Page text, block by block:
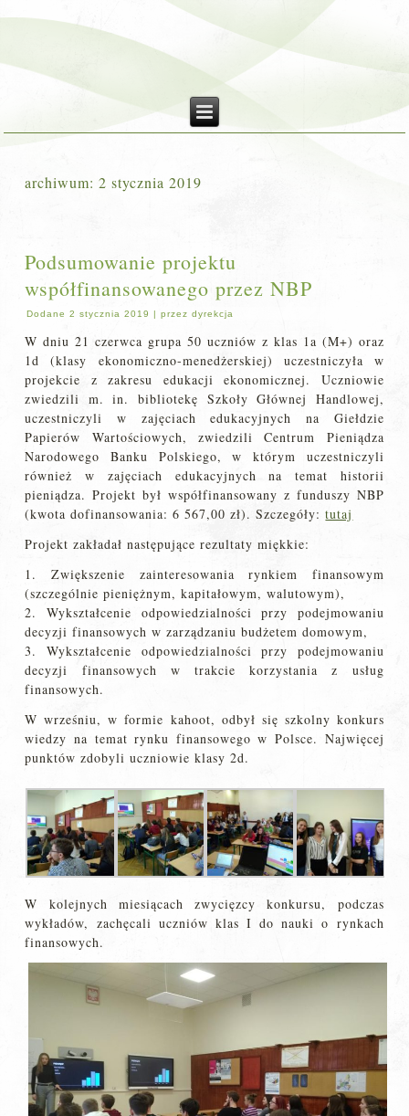
archiwum:2 stycznia 2019
Podsumowanie projektu
współfinansowanego przez NBP
Dodane 2 stycznia 2019 |przez dyrekcja
W dniu 21 czerwca grupa 50 uczniów z klas 1a (M+) oraz
1d (klasy ekonomiczno-menedżerskiej) uczestniczyła w
projekcie z zakresu edukacji ekonomicznej. Uczniowie
zwiedzili m. in. bibliotekę Szkoły Głównej Handlowej,
uczestniczyli w zajęciach edukacyjnych na Giełdzie
Papierów Wartościowych, zwiedzili Centrum Pieniądza
Narodowego Banku Polskiego, w którym uczestniczyli
również w zajęciach edukacyjnych na temat historii
pieniądza. Projekt był współfinansowany z funduszy NBP
(kwota dofinansowania: 6 567,00 zł). Szczegóły:tutaj
Projekt zakładał następujące rezultaty miękkie:
1. Zwiększenie zainteresowania rynkiem finansowym
(szczególnie pieniężnym, kapitałowym, walutowym),
2. Wykształcenie odpowiedzialności przy podejmowaniu
decyzji finansowych w zarządzaniu budżetem domowym,
3. Wykształcenie odpowiedzialności przy podejmowaniu
decyzji finansowych w trakcie korzystania z usług
finansowych.
W wrześniu, w formie kahoot, odbył się szkolny konkurs
wiedzy na temat rynku finansowego w Polsce. Najwięcej
punktów zdobyli uczniowie klasy 2d.
W kolejnych miesiącach zwycięzcy konkursu, podczas
wykładów, zachęcali uczniów klas I do nauki o rynkach
finansowych.